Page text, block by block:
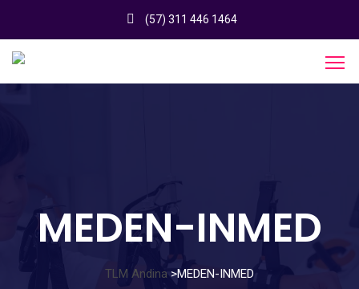
(57) 311 446 1464
MEDEN-INMED
TLM Andina >MEDEN-INMED